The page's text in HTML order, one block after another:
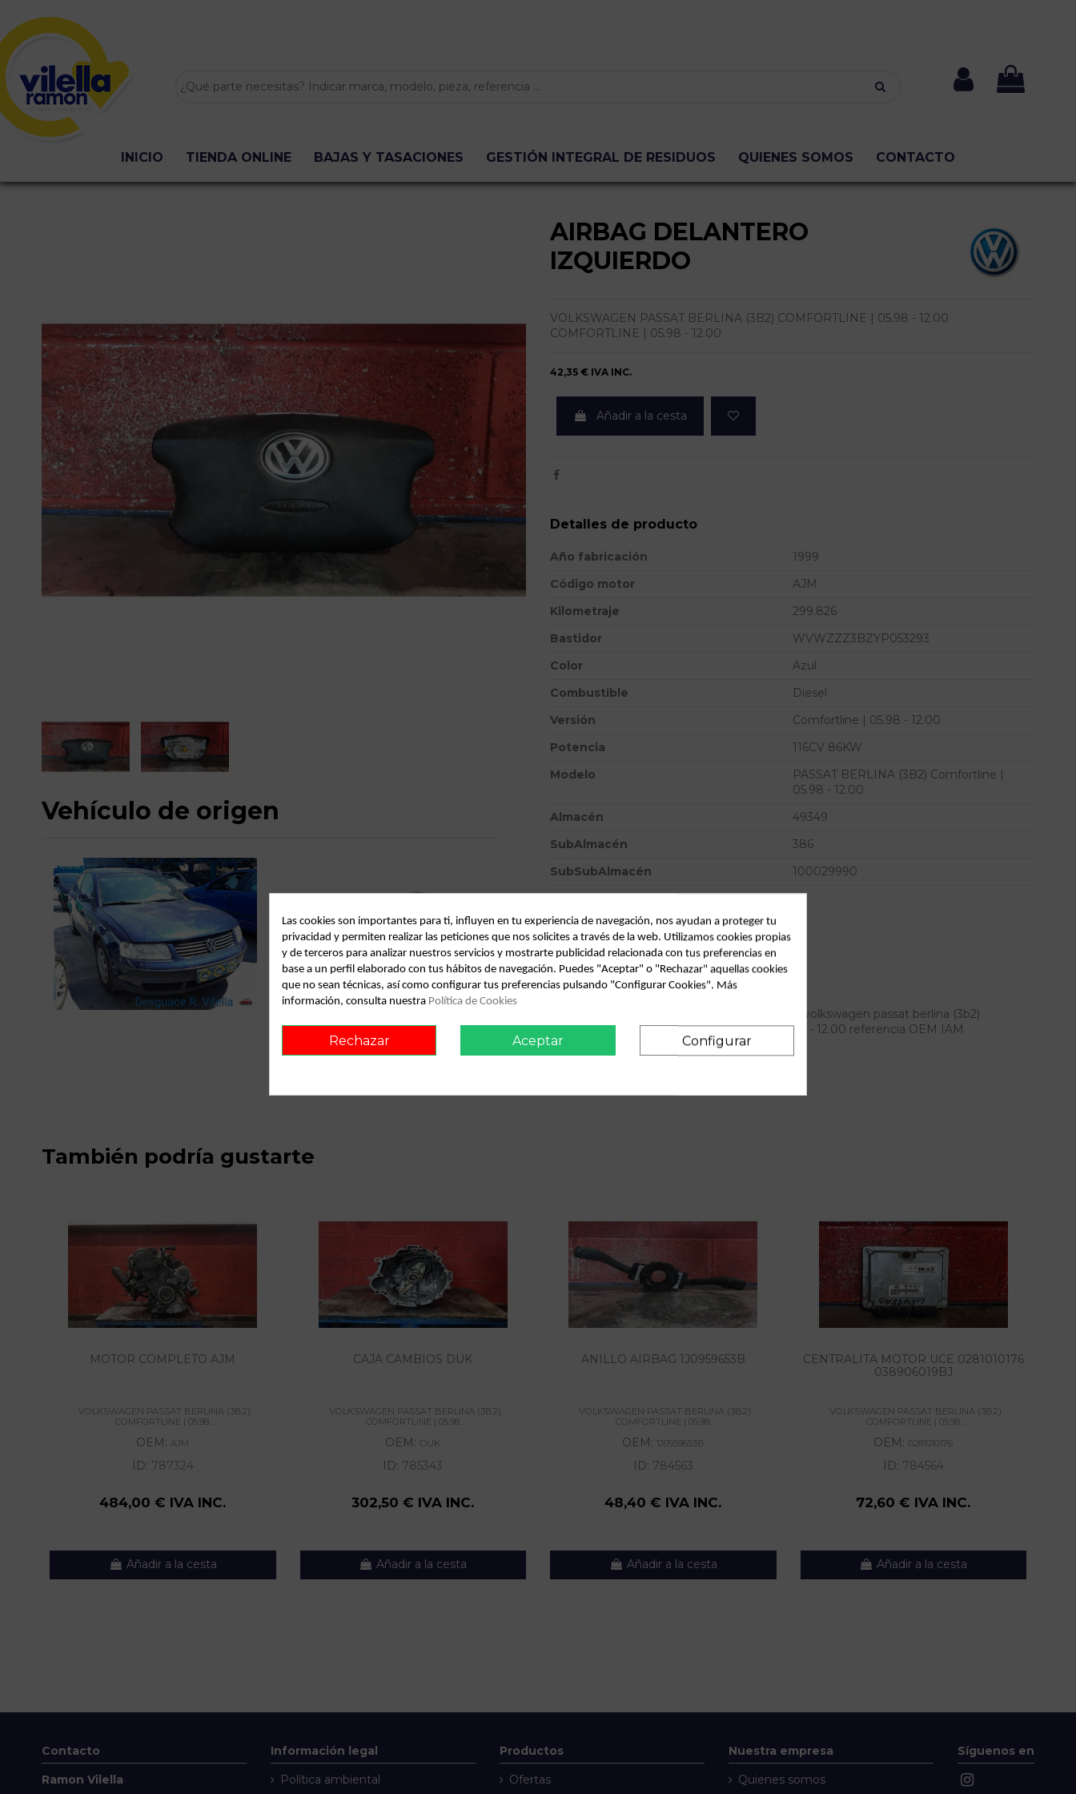
INICIO TIENDA ONLINE BAJAS Y TASACIONES GESTIÓN INTEGRAL DE RESIDUOS QUIENES SOMOS CONTACTO
Vehículo de origen
Consult vehicle of origin
AIRBAG DELANTERO
IZQUIERDO
VOLKSWAGEN PASSAT BERLINA (3B2) COMFORTLINE | 05.98 - 12.00
COMFORTLINE | 05.98 - 12.00
42,35 € IVA INC.
Añadir a la cesta
Detalles de producto
Año fabricación
1999
Código motor
AJM
Kilometraje
299.826
Bastidor
WVWZZZ3BZYP053293
Color
Azul
Combustible
Diesel
Versión
Comfortline | 05.98 - 12.00
Potencia
116CV 86KW
Modelo
PASSAT BERLINA (3B2) Comfortline |
05.98 - 12.00
Almacén
49349
SubAlmacén
386
SubSubAlmacén
100029990
Fecha disponible: 2022-04-06
Descripción
Recambio de airbag delantero izquierdo para volkswagen passat berlina (3b2)
comfortline | 05.98 - 12.00 comfortline | 05.98 - 12.00 referencia OEM IAM
También podría gustarte
MOTOR COMPLETO AJM
VOLKSWAGEN PASSAT BERLINA (3B2)
COMFORTLINE | 05.98...
OEM:AJM
ID: 787324
484,00 € IVA INC.
Añadir a la cesta
CAJA CAMBIOS DUK
VOLKSWAGEN PASSAT BERLINA (3B2)
COMFORTLINE | 05.98...
OEM: DUK
ID: 785343
302,50 € IVA INC.
Añadir a la cesta
ANILLO AIRBAG 1J0959653B
VOLKSWAGEN PASSAT BERLINA (3B2)
COMFORTLINE | 05.98...
OEM: 1J0959653B
ID: 784563
48,40 € IVA INC.
Añadir a la cesta
CENTRALITA MOTOR UCE 0281010176
038906019BJ
VOLKSWAGEN PASSAT BERLINA (3B2)
COMFORTLINE | 05.98...
OEM:0281010176
ID: 784564
72,60 € IVA INC.
Añadir a la cesta
Contacto
Ramon Vilella
Información legal
Política ambiental
Productos
Ofertas
Nuestra empresa
Quienes somos
Síguenos en
Las cookies son importantes para ti, influyen en tu experiencia de navegación, nos ayudan a proteger tu
privacidad y permiten realizar las peticiones que nos solicites a través de la web. Utilizamos cookies propias
y de terceros para analizar nuestros servicios y mostrarte publicidad relacionada con tus preferencias en
base a un perfil elaborado con tus hábitos de navegación. Puedes "Aceptar" o "Rechazar" aquellas cookies
que no sean técnicas, así como configurar tus preferencias pulsando "Configurar Cookies". Más
información, consulta nuestra Política de Cookies
Rechazar Aceptar Configurar